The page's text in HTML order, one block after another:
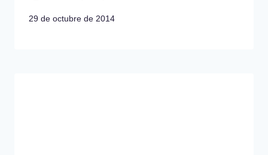
29 de octubre de 2014